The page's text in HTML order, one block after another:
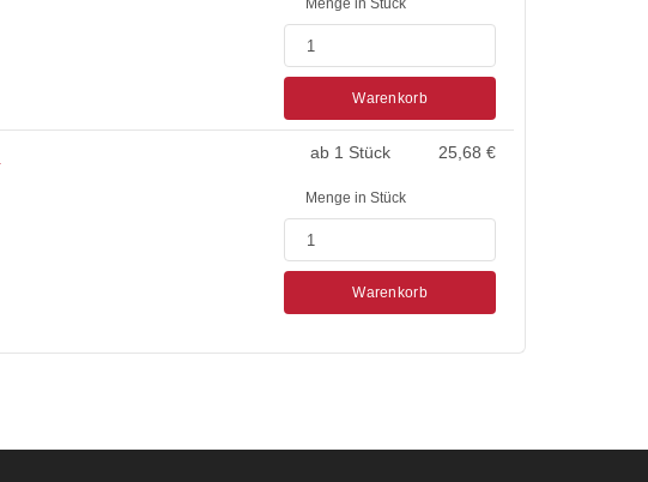
Menge in Stück
Warenkorb
ab 1 Stück 25,68 €
Menge in Stück
Warenkorb